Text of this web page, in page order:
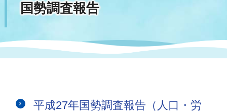
国勢調査報告
平成27年国勢調査報告（人口・労